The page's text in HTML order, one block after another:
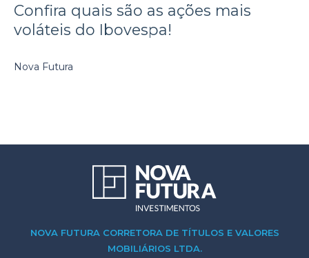
Confira quais são as ações mais
voláteis do Ibovespa!
Nova Futura
NOVA FUTURA CORRETORA DE TÍTULOS E VALORES
MOBILIÁRIOS LTDA.